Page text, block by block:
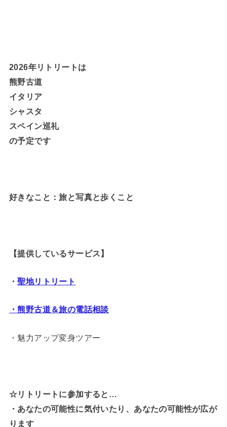
2026年リトリートは
熊野古道
イタリア
シャスタ
スペイン巡礼
の予定です
好きなこと：旅と写真と歩くこと
【提供しているサービス】
・聖地リトリート
・熊野古道＆旅の電話相談
・魅力アップ変身ツアー
☆リトリートに参加すると…
・ あなたの可能性に気付いたり、あなたの可能性が広が
ります